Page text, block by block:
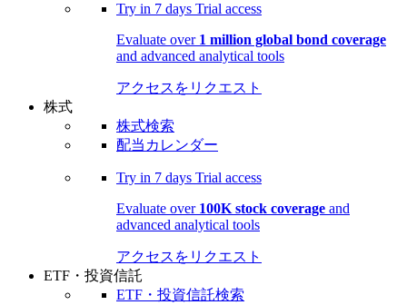
Try in 7 days Trial access
Evaluate over 1 million global bond coverage
and advanced analytical tools
アクセスをリクエスト
株式
株式検索
配当カレンダー
Try in 7 days Trial access
Evaluate over 100K stock coverage and
advanced analytical tools
アクセスをリクエスト
ETF・投資信託
ETF・投資信託検索